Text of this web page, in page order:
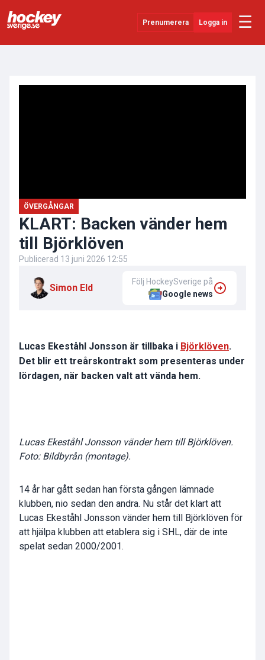
Prenumerera Logga in ☰
ÖVERGÅNGAR
KLART: Backen vänder hem
till Björklöven
Publicerad 13 juni 2026 12:55
Simon Eld
Följ HockeySverige på
Google news
Lucas Ekeståhl Jonsson är tillbaka i Björklöven.
Det blir ett treårskontrakt som presenteras under
lördagen, när backen valt att vända hem.
Lucas Ekeståhl Jonsson vänder hem till Björklöven.
Foto: Bildbyrån (montage).
14 år har gått sedan han första gången lämnade
klubben, nio sedan den andra. Nu står det klart att
Lucas Ekeståhl Jonsson vänder hem till Björklöven för
att hjälpa klubben att etablera sig i SHL, där de inte
spelat sedan 2000/2001.